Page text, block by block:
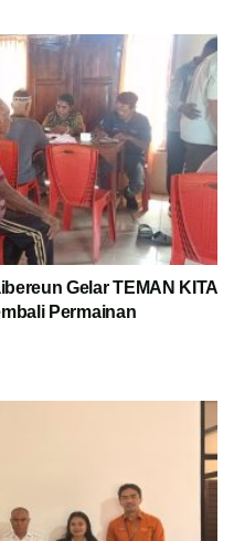
Gelar TEMAN KITA
Permainan